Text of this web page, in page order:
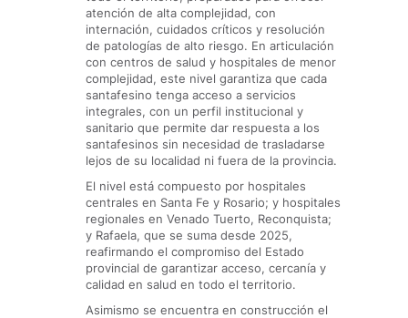
atención de alta complejidad, con
internación, cuidados críticos y resolución
de patologías de alto riesgo. En articulación
con centros de salud y hospitales de menor
complejidad, este nivel garantiza que cada
santafesino tenga acceso a servicios
integrales, con un perfil institucional y
sanitario que permite dar respuesta a los
santafesinos sin necesidad de trasladarse
lejos de su localidad ni fuera de la provincia.
El nivel está compuesto por hospitales
centrales en Santa Fe y Rosario; y hospitales
regionales en Venado Tuerto, Reconquista;
y Rafaela, que se suma desde 2025,
reafirmando el compromiso del Estado
provincial de garantizar acceso, cercanía y
calidad en salud en todo el territorio.
Asimismo se encuentra en construcción el